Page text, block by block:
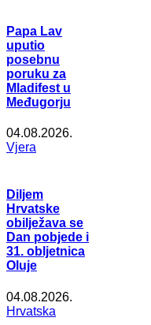
Papa Lav
uputio
posebnu
poruku za
Mladifest u
Međugorju
04.08.2026.
Vjera
Diljem
Hrvatske
obilježava se
Dan pobjede i
31. obljetnica
Oluje
04.08.2026.
Hrvatska